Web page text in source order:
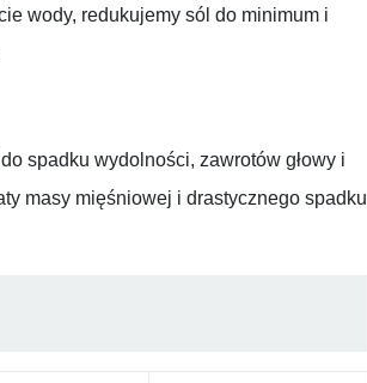
wody, redukujemy sól do minimum i
spadku wydolności, zawrotów głowy i
masy mięśniowej i drastycznego spadku